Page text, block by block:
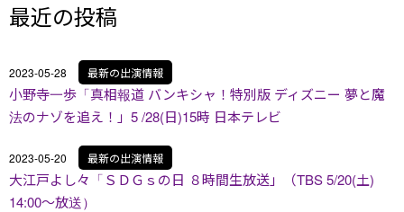
最近の投稿
2023-05-28 最新の出演情報
小野寺一歩「真相報道 バンキシャ！特別版 ディズニー 夢と魔
法のナゾを追え！」5 /28(日)15時 日本テレビ
2023-05-20 最新の出演情報
大江戸よし々「ＳＤＧｓの日 ８時間生放送」（TBS 5/20(土)
14:00～放送）